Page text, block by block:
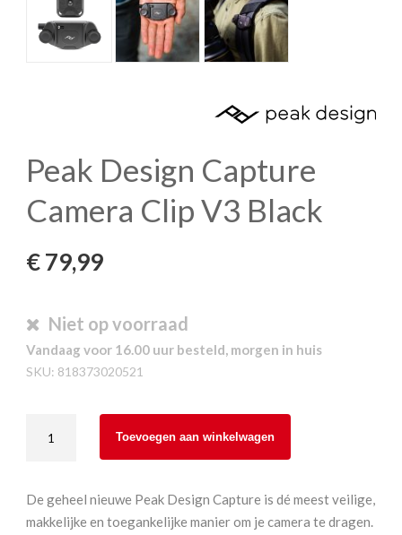
Peak Design Capture
Camera Clip V3 Black
€79,99
Niet op voorraad
Vandaag voor 16.00 uur besteld, morgen in huis
SKU: 818373020521
Design
Camera
Clip
Toevoegen aan winkelwagen
De geheel nieuwe Peak Design Capture is dé meest veilige,
makkelijke en toegankelijke manier om je camera te dragen.